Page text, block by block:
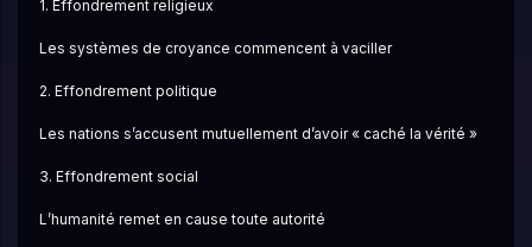
1. Effondrement religieux
Les systèmes de croyance commencent à vaciller
2. Effondrement politique
Les nations s’accusent mutuellement d’avoir « caché la vérité »
3. Effondrement social
L’humanité remet en cause toute autorité